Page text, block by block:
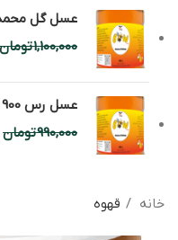
عسل گل محمدی 900
1,100,000تومان
عسل رس 900 گرمی
990,000تومان
خانه قهوه